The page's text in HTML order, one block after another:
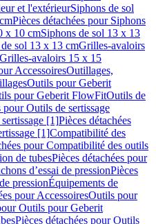
et l'extérieurSiphons de sol
Pièces détachées pour Siphons
x 10 cmSiphons de sol 13 x 13
sol 13 x 13 cmGrilles-avaloirs
avaloirs 15 x 15
AccessoiresOutillages,
Outils pour Geberit
pour Geberit FlowFitOutils de
pour Outils de sertissage
[1]Pièces détachées
[1]Compatibilité des
pour Compatibilité des outils
de tubesPièces détachées pour
d’essai de pressionPièces
pressionÉquipements de
pour AccessoiresOutils pour
Outils pour Geberit
Pièces détachées pour Outils